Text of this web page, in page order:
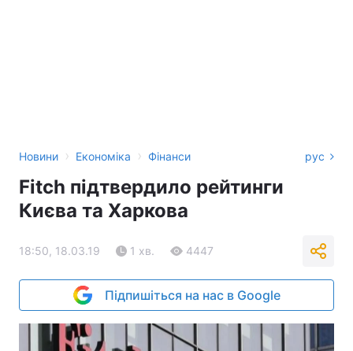
Новини › Економіка › Фінанси рус
Fitch підтвердило рейтинги
Києва та Харкова
18:50, 18.03.19 1 хв. 4447
Підпишіться на нас в Google